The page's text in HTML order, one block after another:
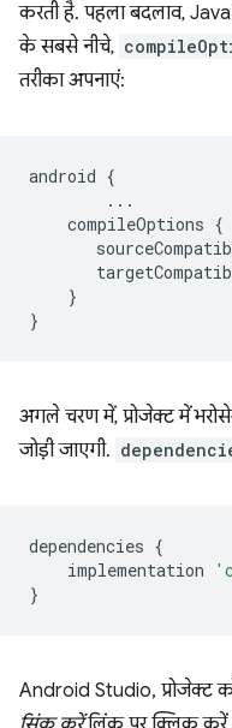
करती है. पहला बदलाव,
के सबसे नीचे,
तरीका अपनाएं:
android {
...
compileOptions {
}
}
अगले चरण में, प्रोजेक्ट में
जोड़ी जाएगी.
dependencies {
implementation
}
Android Studio, प्रोजेक्ट